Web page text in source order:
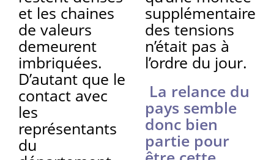
et les chaines
de valeurs
demeurent
imbriquées.
D’autant que le
contact avec
les
représentants
du
supplémentaire
des tensions
n’était pas à
l’ordre du jour.
La relance du
pays semble
donc bien
partie pour